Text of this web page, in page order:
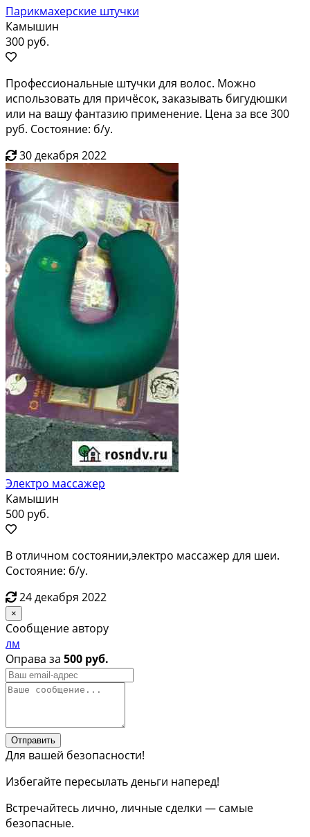
Парикмахерские штучки
Камышин
300 руб.
Профессиональные штучки для волос. Можно
использовать для причёсок, заказывать бигудюшки
или на вашу фантазию применение. Цена за все 300
руб. Состояние: б/у.
30 декабря 2022
Электро массажер
Камышин
500 руб.
В отличном состоянии,электро массажер для шеи.
Состояние: б/у.
24 декабря 2022
×
Сообщение автору
лм
Оправа за 500 руб.
Отправить
Для вашей безопасности!
Избегайте пересылать деньги наперед!
Встречайтесь лично, личные сделки — самые
безопасные.